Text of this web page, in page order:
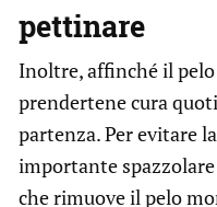
pettinare
Inoltre, affinché il
prendertene cura
partenza. Per evitare
importante
che rimuove il pelo